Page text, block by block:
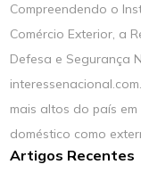
Compreendendo o
Comércio Exterior, a
Defesa e Segurança
mais altos do país
doméstico como
Artigos Recentes